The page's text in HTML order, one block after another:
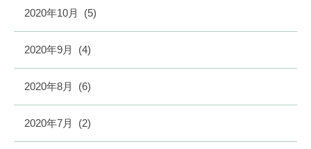
2020年10月 (5)
2020年9月 (4)
2020年8月 (6)
2020年7月 (2)